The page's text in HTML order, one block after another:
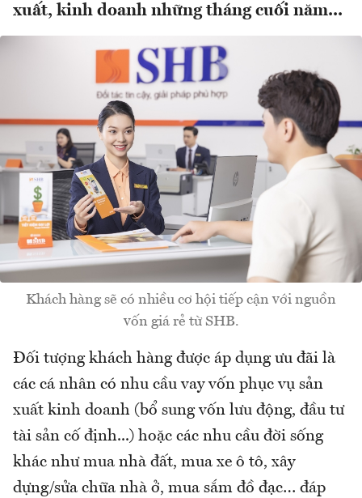
xuất, kinh doanh những tháng cuối năm...
Khách hàng sẽ có nhiều cơ hội tiếp cận với nguồn
vốn giá rẻ từ SHB.
Đối tượng khách hàng được áp dụng ưu đãi là
các cá nhân có nhu cầu vay vốn phục vụ sản
xuất kinh doanh (bổ sung vốn lưu động, đầu tư
tài sản cố định...) hoặc các nhu cầu đời sống
khác như mua nhà đất, mua xe ô tô, xây
dựng/sửa chữa nhà ở, mua sắm đồ đạc… đáp